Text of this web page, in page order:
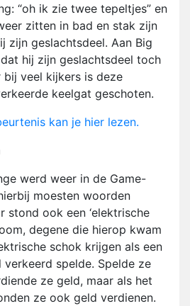
“oh ik zie twee tepeltjes” en
zitten in bad en stak zijn
zijn geslachtsdeel. Aan Big
hij zijn geslachtsdeel toch
bij veel kijkers is deze
keelgat geschoten.
kan je hier lezen.
werd weer in de Game-
moesten woorden
stond ook een ‘elektrische
degene die hierop kwam
schok krijgen als een
spelde. Spelde ze
ze geld, maar als het
ze ook geld verdienen.